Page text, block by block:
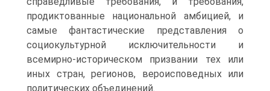
продиктованные национальной амбицией, и
самые фантастические представления о
социокультурной исключительности и
всемирно-историческом призвании тех или
иных стран, регионов, вероисповедных или
политических объединений.